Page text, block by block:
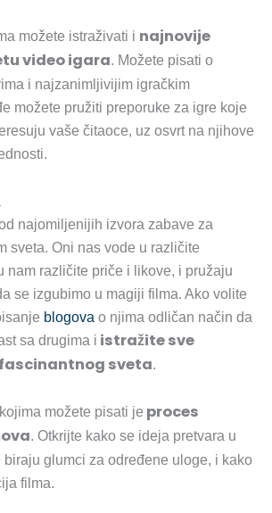
možete istraživati i najnovije
video igara. Možete pisati o
i najzanimljivijim igračkim
možete pružiti preporuke za igre koje
vaše čitaoce, uz osvrt na njihove
najomiljenijih izvora zabave za
sveta. Oni nas vode u različite
nam različite priče i likove, i pružaju
se izgubimo u magiji filma. Ako volite
blogova o njima odličan način da
sa drugima i istražite sve
sveta.
možete pisati je proces
. Otkrijte kako se ideja pretvara u
glumci za određene uloge, i kako
filma.